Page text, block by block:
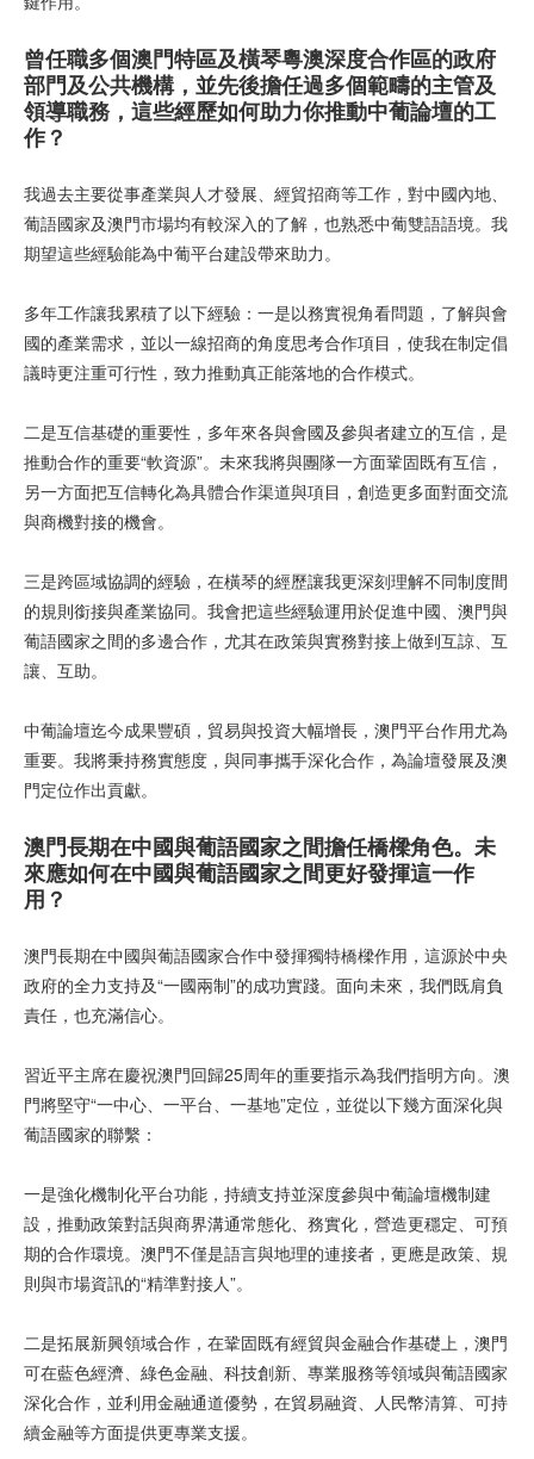
曾任職多個澳門特區及橫琴粵澳深度合作區的政府
部門及公共機構，並先後擔任過多個範疇的主管及
領導職務，這些經歷如何助力你推動中葡論壇的工
作？
我過去主要從事產業與人才發展、經貿招商等工作，對中國內地、
葡語國家及澳門市場均有較深入的了解，也熟悉中葡雙語語境。我
期望這些經驗能為中葡平台建設帶來助力。
多年工作讓我累積了以下經驗：一是以務實視角看問題，了解與會
國的產業需求，並以一線招商的角度思考合作項目，使我在制定倡
議時更注重可行性，致力推動真正能落地的合作模式。
二是互信基礎的重要性，多年來各與會國及參與者建立的互信，是
推動合作的重要“軟資源”。未來我將與團隊一方面鞏固既有互信，
另一方面把互信轉化為具體合作渠道與項目，創造更多面對面交流
與商機對接的機會。
三是跨區域協調的經驗，在橫琴的經歷讓我更深刻理解不同制度間
的規則銜接與產業協同。我會把這些經驗運用於促進中國、澳門與
葡語國家之間的多邊合作，尤其在政策與實務對接上做到互諒、互
讓、互助。
中葡論壇迄今成果豐碩，貿易與投資大幅增長，澳門平台作用尤為
重要。我將秉持務實態度，與同事攜手深化合作，為論壇發展及澳
門定位作出貢獻。
澳門長期在中國與葡語國家之間擔任橋樑角色。未
來應如何在中國與葡語國家之間更好發揮這一作
用？
澳門長期在中國與葡語國家合作中發揮獨特橋樑作用，這源於中央
政府的全力支持及“一國兩制”的成功實踐。面向未來，我們既肩負
責任，也充滿信心。
習近平主席在慶祝澳門回歸25周年的重要指示為我們指明方向。澳
門將堅守“一中心、一平台、一基地”定位，並從以下幾方面深化與
葡語國家的聯繫：
一是強化機制化平台功能，持續支持並深度參與中葡論壇機制建
設，推動政策對話與商界溝通常態化、務實化，營造更穩定、可預
期的合作環境。澳門不僅是語言與地理的連接者，更應是政策、規
則與市場資訊的“精準對接人”。
二是拓展新興領域合作，在鞏固既有經貿與金融合作基礎上，澳門
可在藍色經濟、綠色金融、科技創新、專業服務等領域與葡語國家
深化合作，並利用金融通道優勢，在貿易融資、人民幣清算、可持
續金融等方面提供更專業支援。